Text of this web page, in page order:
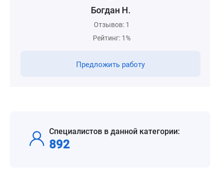
Богдан Н.
Отзывов: 1
Рейтинг: 1%
Предложить работу
Специалистов в данной категории:
892